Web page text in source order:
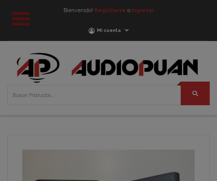
Bienvenido! Registrarse o Ingresar
Mi cuenta